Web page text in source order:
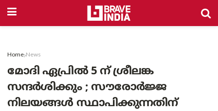
Home News
മോദി ഏപ്രിൽ 5 ന് ശ്രീലങ്ക
സന്ദർശിക്കും ; സൗരോർജ്ജ
നിലയങ്ങൾ സ്ഥാപിക്കുന്നതിന്